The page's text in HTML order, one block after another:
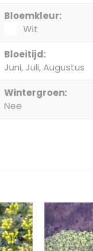
Bloemkleur:
Wit
Bloeitijd:
Juni, Juli, Augustus
Wintergroen:
Nee